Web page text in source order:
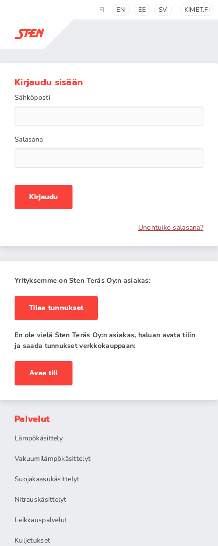
FI EN EE SV KIMET.FI
Kirjaudu sisään
Sähköposti
Salasana
Kirjaudu
Unohtuiko salasana?
Yrityksemme on Sten Teräs Oy:n asiakas:
Tilaa tunnukset
En ole vielä Sten Teräs Oy:n asiakas, haluan avata tilin
ja saada tunnukset verkkokauppaan:
Avaa tili
Palvelut
Lämpökäsittely
Vakuumilämpökäsittelyt
Suojakaasukäsittelyt
Nitrauskäsittelyt
Leikkauspalvelut
Kuljetukset